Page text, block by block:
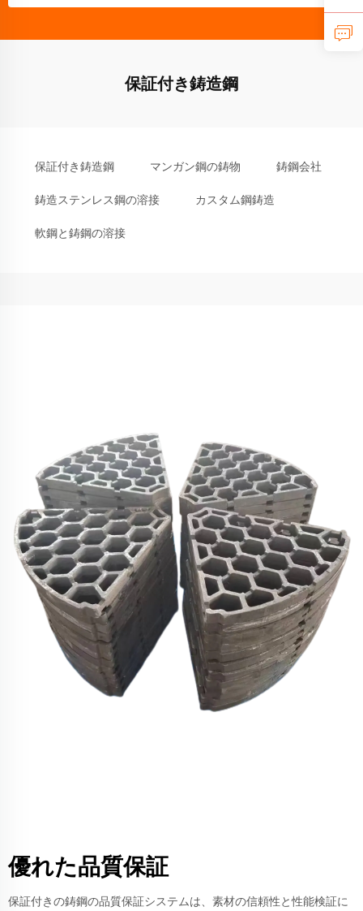
保証付き鋳造鋼
保証付き鋳造鋼 マンガン鋼の鋳物 鋳鋼会社
鋳造ステンレス鋼の溶接 カスタム鋼鋳造
軟鋼と鋳鋼の溶接
優れた品質保証
保証付きの鋳鋼の品質保証システムは、素材の信頼性と性能検証に